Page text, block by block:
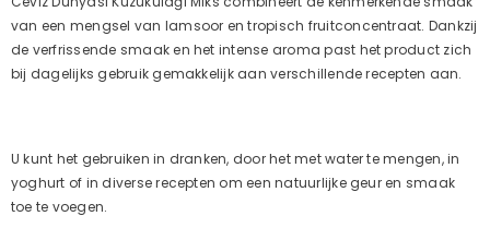
van een mengsel van lamsoor en tropisch fruitconcentraat. Dankzij
de verfrissende smaak en het intense aroma past het product zich
bij dagelijks gebruik gemakkelijk aan verschillende recepten aan.
U kunt het gebruiken in dranken, door het met water te mengen, in
yoghurt of in diverse recepten om een natuurlijke geur en smaak
toe te voegen.